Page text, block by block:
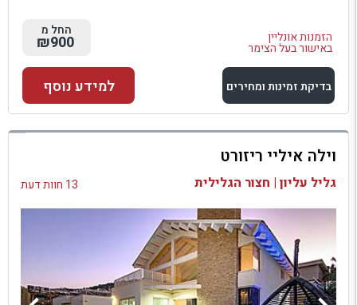
הזמנות אונליין
באישור בעל הצימר
החל מ
₪900
בדיקת זמינות ומחירים
למתחם זה
בדיקת זמינות ומחירים
למידע נוסף
וילה איליי ריזורט
גליל עליון | חצור הגלילית 13 חוות דעת